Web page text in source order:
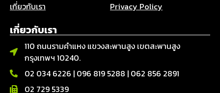
เกี่ยวกับเรา
Privacy Policy
เกี่ยวกับเรา
110 ถนนรามคำแหง แขวงสะพานสูง เขตสะพานสูง
กรุงเทพฯ 10240.
02 034 6226 | 096 819 5288 | 062 856 2891
02 729 5339